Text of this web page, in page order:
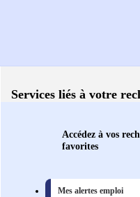
Services liés à votre
Accédez à vos
favorites
Mes alertes emploi